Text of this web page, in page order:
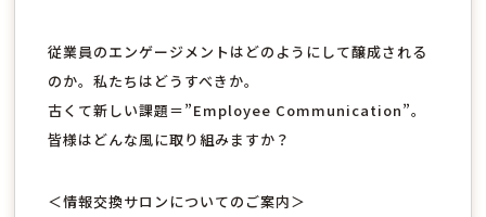
従業員のエンゲージメントはどのようにして醸成される
のか。私たちはどうすべきか。
古くて新しい課題＝”Employee Communication”。
皆様はどんな風に取り組みますか？
＜情報交換サロンについてのご案内＞